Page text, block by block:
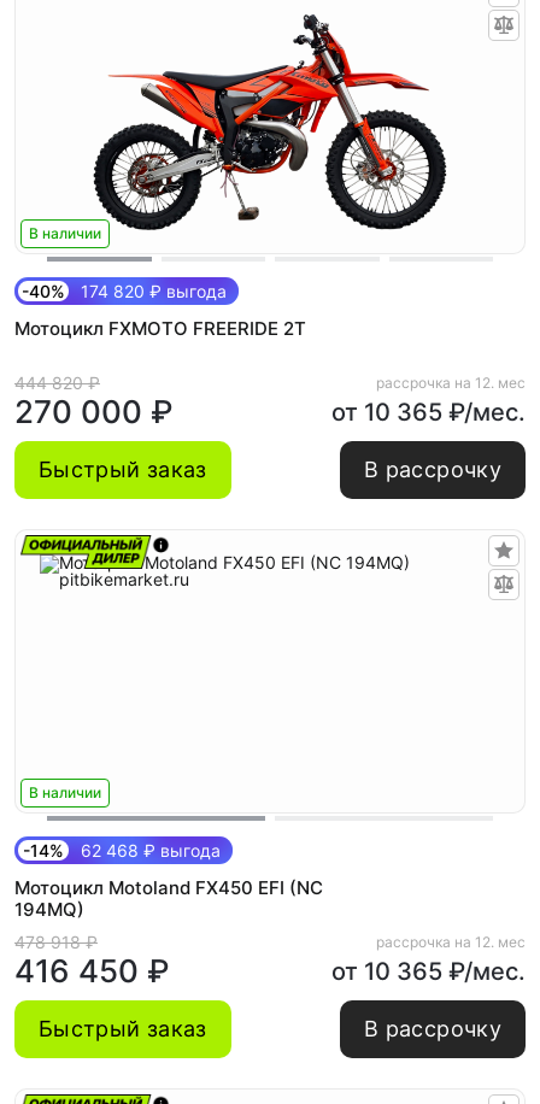
В наличии
-40% 174 820 ₽ выгода
Мотоцикл FXMOTO FREERIDE 2T
444 820 ₽
270 000 ₽
рассрочка на 12. мес
от 10 365 ₽/мес.
Быстрый заказ В рассрочку
В наличии
-14% 62 468 ₽ выгода
Мотоцикл Motoland FX450 EFI (NC
194MQ)
478 918 ₽
416 450 ₽
рассрочка на 12. мес
от 10 365 ₽/мес.
Быстрый заказ В рассрочку